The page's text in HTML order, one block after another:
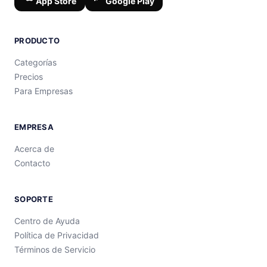
PRODUCTO
Categorías
Precios
Para Empresas
EMPRESA
Acerca de
Contacto
SOPORTE
Centro de Ayuda
Política de Privacidad
Términos de Servicio